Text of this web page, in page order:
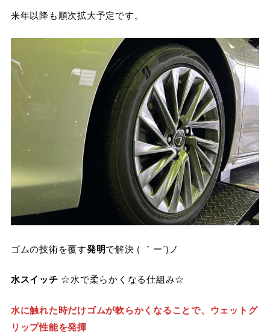
来年以降も順次拡大予定です。
ゴムの技術を覆す発明で解決 ( ｀ー´)ノ
水スイッチ ☆水で柔らかくなる仕組み☆
水に触れた時だけゴムが軟らかくなることで、ウェットグ
リップ性能を発揮